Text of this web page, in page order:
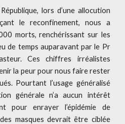
lors d’une allocution
le reconfinement, nous a
morts, renchérissant sur les
de temps auparavant par le Pr
Ces chiffres irréalistes
la peur pour nous faire rester
Pourtant l’usage généralisé
générale n’a aucun intérêt
pour enrayer l’épidémie de
des masques devrait être ciblée